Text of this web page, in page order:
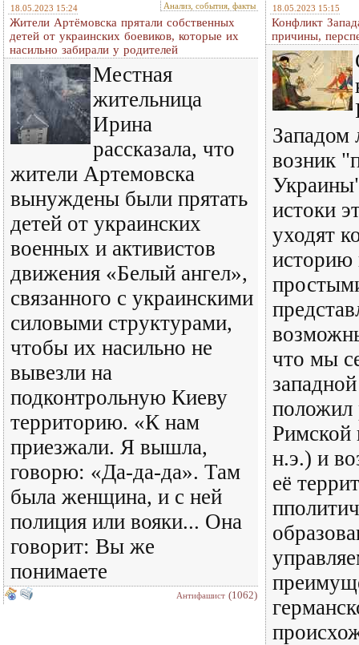
18.05.2023 15:24 Анализ, события, факты
Жители Артёмовска прятали собственных
детей от украинских боевиков, которые их
насильно забирали у родителей
Местная
жительница
Ирина
рассказала, что
жители Артемовска
вынуждены были прятать
детей от украинских
военных и активистов
движения «Белый ангел»,
связанного с украинскими
силовыми структурами,
чтобы их насильно не
вывезли на
подконтрольную Киеву
территорию. «К нам
приезжали. Я вышла,
говорю: «Да-да-да». Там
была женщина, и с ней
полиция или вояки... Она
говорит: Вы же
понимаете
Антифашист (1062)
18.05.2023 15:15
Конфликт
причины,
Западом
возник
истоки
уходят
историю
что мы
положил
Римской
н.э.) и
её